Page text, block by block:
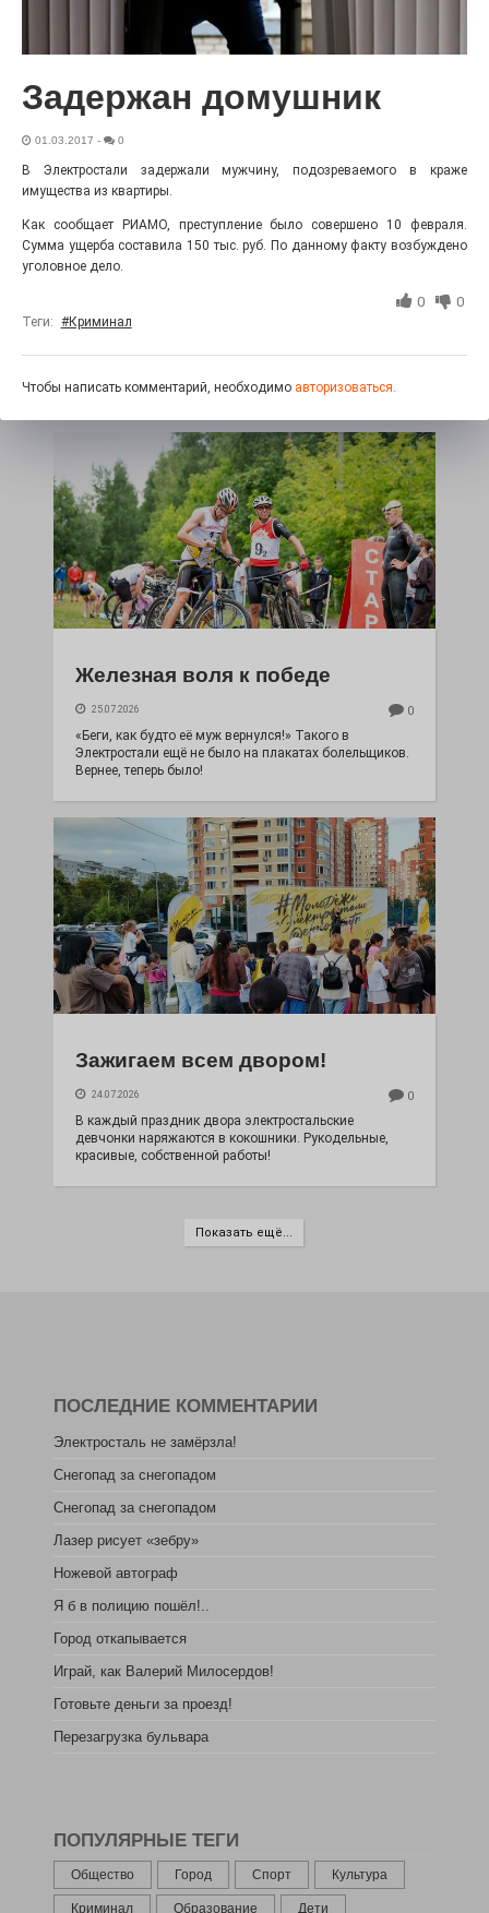
«С ними дядька Черномор»
меняет облик.
Железная воля к победе
25.07.2026 0
«Беги, как будто её муж вернулся!» Такого в
Электростали ещё не было на плакатах болельщиков.
Вернее, теперь было!
Зажигаем всем двором!
24.07.2026 0
В каждый праздник двора электростальские
девчонки наряжаются в кокошники. Рукодельные,
красивые, собственной работы!
Показать ещё...
Задержан домушник
01.03.2017 - 0
В Электростали задержали мужчину, подозреваемого в краже
имущества из квартиры.
Как сообщает РИАМО, преступление было совершено 10 февраля.
Сумма ущерба составила 150 тыс. руб. По данному факту возбуждено
уголовное дело.
0 0
Теги: #Криминал
Чтобы написать комментарий, необходимо авторизоваться.
ПОСЛЕДНИЕ КОММЕНТАРИИ
Электросталь не замёрзла!
Снегопад за снегопадом
Снегопад за снегопадом
Лазер рисует «зебру»
Ножевой автограф
Я б в полицию пошёл!..
Город откапывается
Играй, как Валерий Милосердов!
Готовьте деньги за проезд!
Перезагрузка бульвара
ПОПУЛЯРНЫЕ ТЕГИ
Общество Город Спорт Культура
Криминал Образование Дети